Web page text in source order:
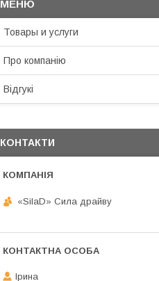
Товары и услуги
Про компанію
Відгукі
КОНТАКТИ
«SilaD» Сила драйву
Ірина